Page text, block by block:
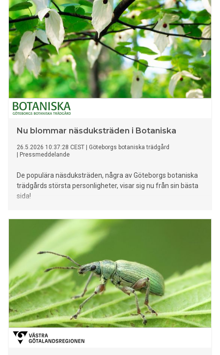
Nu blommar näsduksträden i Botaniska
26.5.2026 10:37:28 CEST
Göteborgs botaniska trädgård
Pressmeddelande
De populära näsduksträden, några av Göteborgs botaniska
trädgårds största personligheter, visar sig nu från sin bästa
sida!